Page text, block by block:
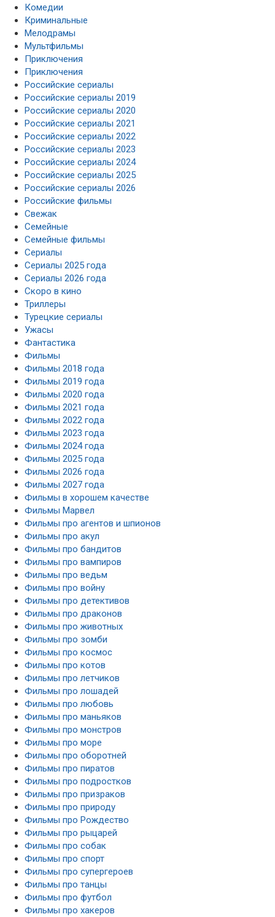
Комедии
Криминальные
Мелодрамы
Мультфильмы
Приключения
Приключения
Российские сериалы
Российские сериалы 2019
Российские сериалы 2020
Российские сериалы 2021
Российские сериалы 2022
Российские сериалы 2023
Российские сериалы 2024
Российские сериалы 2025
Российские сериалы 2026
Российские фильмы
Свежак
Семейные
Семейные фильмы
Сериалы
Сериалы 2025 года
Сериалы 2026 года
Скоро в кино
Триллеры
Турецкие сериалы
Ужасы
Фантастика
Фильмы
Фильмы 2018 года
Фильмы 2019 года
Фильмы 2020 года
Фильмы 2021 года
Фильмы 2022 года
Фильмы 2023 года
Фильмы 2024 года
Фильмы 2025 года
Фильмы 2026 года
Фильмы 2027 года
Фильмы в хорошем качестве
Фильмы Марвел
Фильмы про агентов и шпионов
Фильмы про акул
Фильмы про бандитов
Фильмы про вампиров
Фильмы про ведьм
Фильмы про войну
Фильмы про детективов
Фильмы про драконов
Фильмы про животных
Фильмы про зомби
Фильмы про космос
Фильмы про котов
Фильмы про летчиков
Фильмы про лошадей
Фильмы про любовь
Фильмы про маньяков
Фильмы про монстров
Фильмы про море
Фильмы про оборотней
Фильмы про пиратов
Фильмы про подростков
Фильмы про призраков
Фильмы про природу
Фильмы про Рождество
Фильмы про рыцарей
Фильмы про собак
Фильмы про спорт
Фильмы про супергероев
Фильмы про танцы
Фильмы про футбол
Фильмы про хакеров